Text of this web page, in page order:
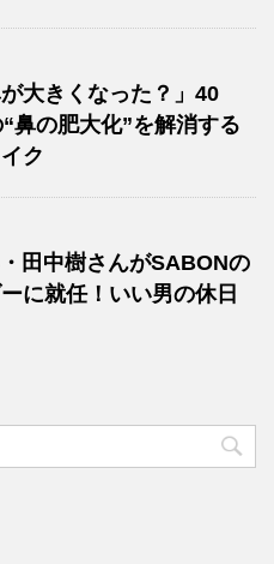
が大きくなった？」40
鼻の肥大化”を解消する
ク
田中樹さんがSABONの
に就任！いい男の休日